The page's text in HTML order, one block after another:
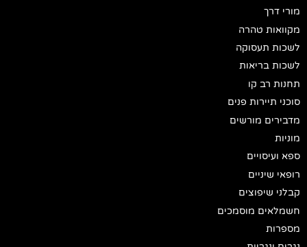
מורי דרך
מקוואות טהרה
לשכות תעסוקה
לשכות בריאות
תחנות רב קו
סוכני תיירות פנים
מדבירים מורשים
מוניות
ספא ועיסויים
רופאי שיניים
קבלני שיפוצים
חשמלאים מוסמכים
מספרות